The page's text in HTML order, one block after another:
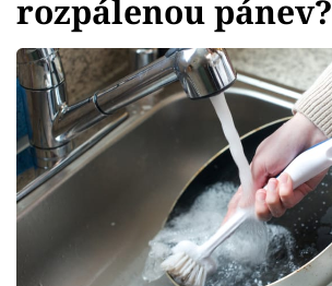
Bydlení
Zahrada
Design
Sledujte prima+
Přihlášení
rozpálenou pánev?